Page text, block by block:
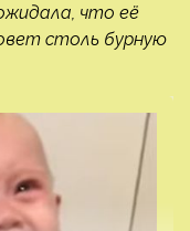
что её
столь бурную